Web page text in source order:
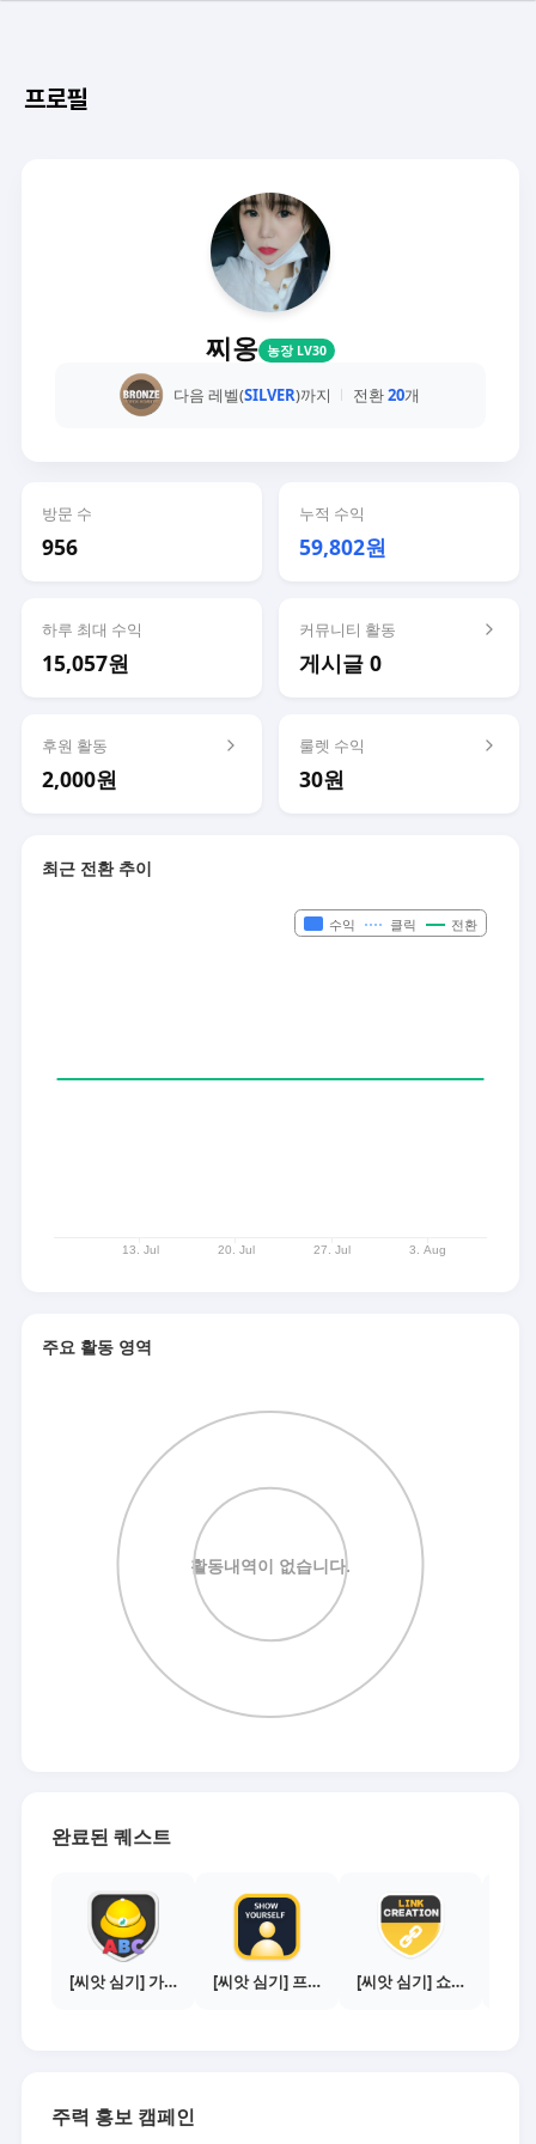
프로필
찌옹 농장 LV30
다음 레벨(SILVER)까지 전환20개
방문 수
956
누적 수익
59,802원
하루 최대 수익
15,057원
커뮤니티 활동
게시글 0
후원 활동
2,000원
룰렛 수익
30원
최근 전환 추이
주요 활동 영역
완료된 퀘스트
[씨앗 심기] 가이드보기 - 매체별 활동 가이드 [씨앗 심기] 프로필 사진 등록하기 [씨앗 심기] 쇼핑몰 링크 발급하기 - 제휴몰 10곳
주력 홍보 캠페인